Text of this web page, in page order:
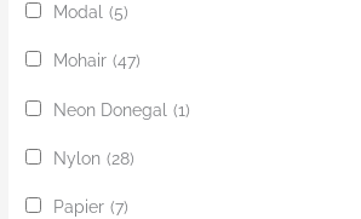
Modal (5)
Mohair (47)
Neon Donegal (1)
Nylon (28)
Papier (7)